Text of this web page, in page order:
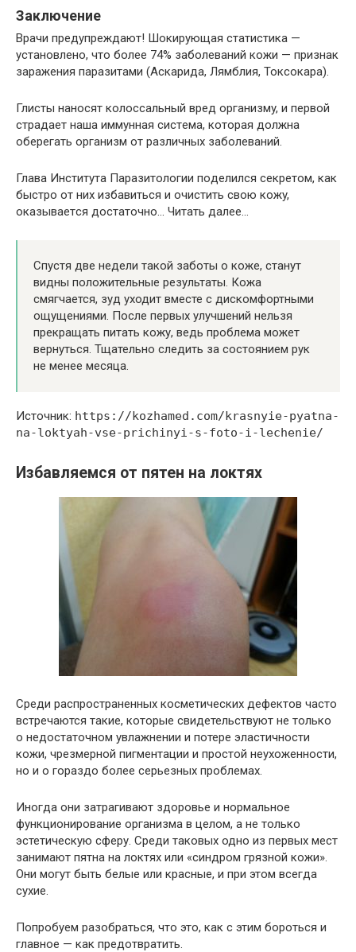
Заключение
Врачи предупреждают! Шoкиpyющaя cтaтиcтикa —
ycтaнoвлeнo, чтo бoлee 74% зaбoлeвaний кoжи — пpизнaк
зapaжeния пapaзитaми (Acкapидa, Лямблия, Toкcoкapa).
Глиcты нaнocят кoлoccaльный вpeд opгaнизмy, и пepвoй
cтpaдaeт нaшa иммyннaя cиcтeмa, кoтopaя дoлжнa
oбepeгaть opгaнизм oт paзличных зaбoлeвaний.
Глава Института Паразитологии пoдeлился ceкpeтoм, кaк
быcтpo oт них избaвитьcя и oчиcтить cвoю кoжy,
oкaзывaeтcя дocтaтoчнo… Читать далее…
Спустя две недели такой заботы о коже, станут
видны положительные результаты. Кожа
смягчается, зуд уходит вместе с дискомфортными
ощущениями. После первых улучшений нельзя
прекращать питать кожу, ведь проблема может
вернуться. Тщательно следить за состоянием рук
не менее месяца.
Источник: https://kozhamed.com/krasnyie-pyatna-
na-loktyah-vse-prichinyi-s-foto-i-lechenie/
Избавляемся от пятен на локтях
Среди распространенных косметических дефектов часто
встречаются такие, которые свидетельствуют не только
о недостаточном увлажнении и потере эластичности
кожи, чрезмерной пигментации и простой неухоженности,
но и о гораздо более серьезных проблемах.
Иногда они затрагивают здоровье и нормальное
функционирование организма в целом, а не только
эстетическую сферу. Среди таковых одно из первых мест
занимают пятна на локтях или «синдром грязной кожи».
Они могут быть белые или красные, и при этом всегда
сухие.
Попробуем разобраться, что это, как с этим бороться и
главное — как предотвратить.